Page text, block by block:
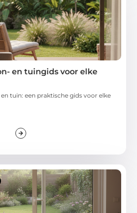
en tuingids voor elke
tuin: een praktische gids voor elke